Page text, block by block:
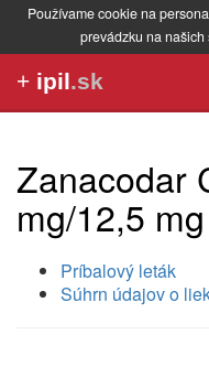
Používame cookie na
prevádzku na našich
+ ipil.sk
Zanacodar
mg/12,5
Príbalový leták
Súhrn údajov o